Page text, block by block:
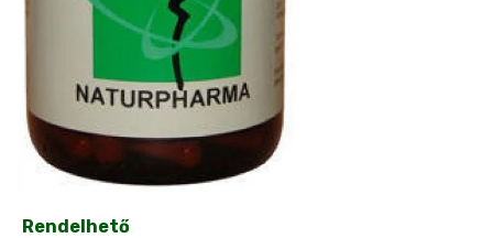
Rendelhető